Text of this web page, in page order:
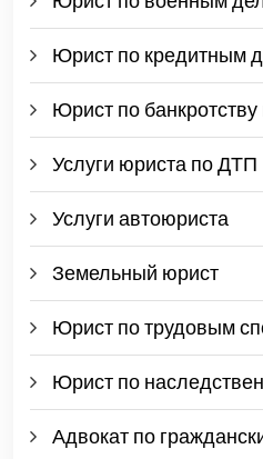
Юрист по кредитным
Юрист по
Услуги юриста по ДТП
Услуги автоюриста
Земельный юрист
Юрист по трудовым
Юрист по
Адвокат по